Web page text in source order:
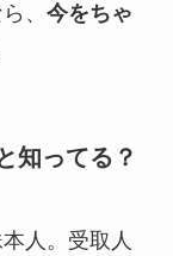
、 今をちゃ
知ってる？
人。受取人